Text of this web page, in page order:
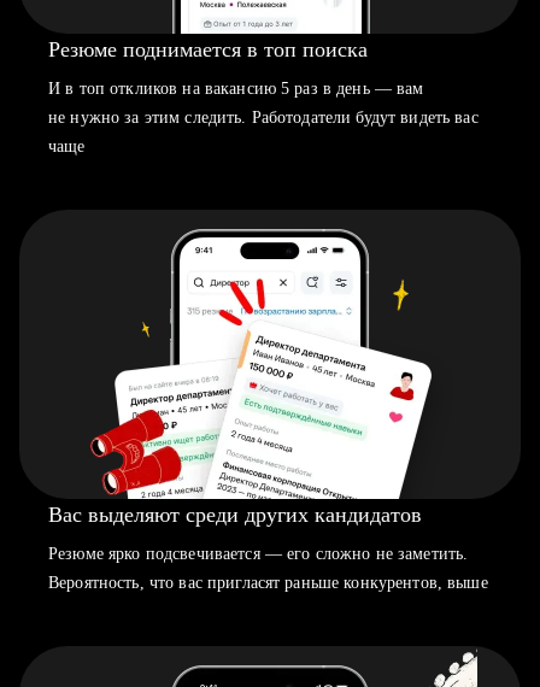
Резюме поднимается в топ поиска
И в топ откликов на вакансию 5 раз в день — вам
не нужно за этим следить. Работодатели будут видеть вас
чаще
Вас выделяют среди других кандидатов
Резюме ярко подсвечивается — его сложно не заметить.
Вероятность, что вас пригласят раньше конкурентов, выше